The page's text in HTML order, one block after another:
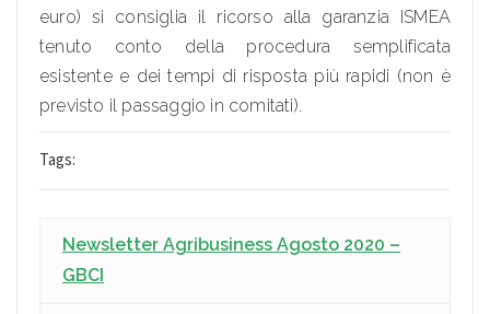
euro) si consiglia il ricorso alla garanzia ISMEA
tenuto conto della procedura semplificata
esistente e dei tempi di risposta più rapidi (non è
previsto il passaggio in comitati).
Tags:
Newsletter Agribusiness Agosto 2020 –
GBCI